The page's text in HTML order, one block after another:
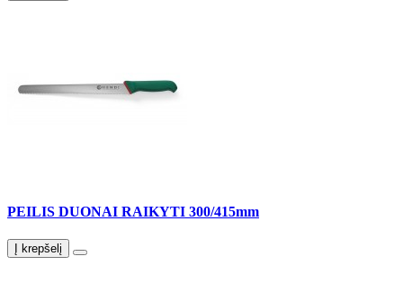
PEILIS DUONAI RAIKYTI 300/415mm
Į krepšelį